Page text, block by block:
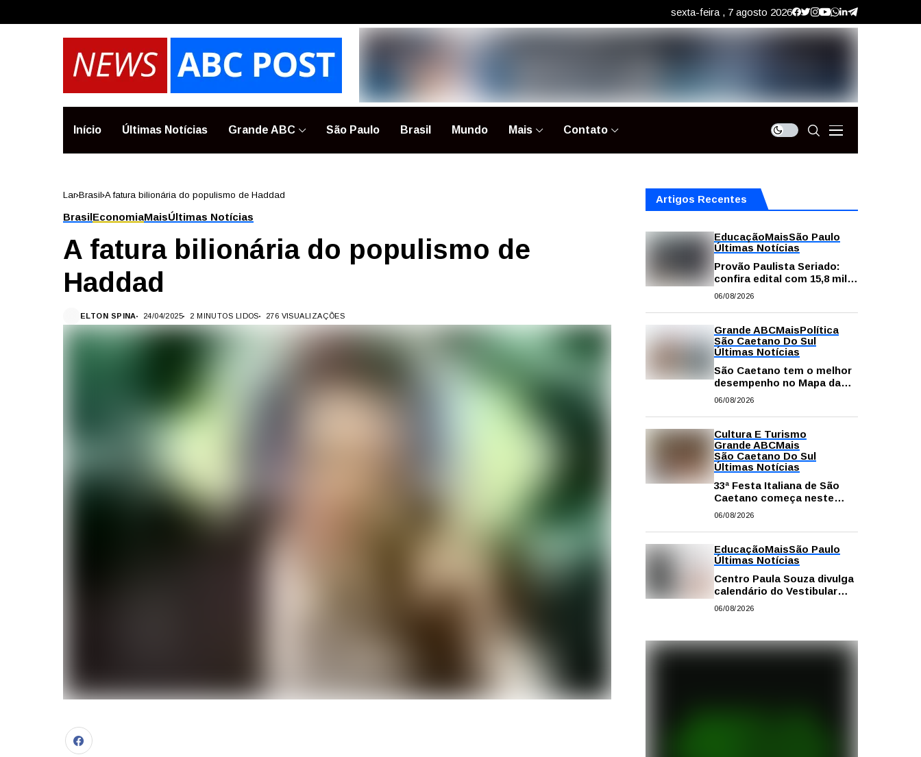
sexta-feira , 7 agosto 2026
Início Últimas Notícias Grande ABC São Paulo Brasil Mundo Mais Contato
Lar Brasil A fatura bilionária do populismo de Haddad
BrasilEconomiaMaisÚltimas Notícias
A fatura bilionária do populismo de
Haddad
ELTON SPINA 24/04/2025 2 MINUTOS LIDOS 276 VISUALIZAÇÕES
Artigos Recentes
EducaçãoMaisSão Paulo
Últimas Notícias
Provão Paulista Seriado:
confira edital com 15,8 mil
vagas para ensino superior
06/08/2026
Grande ABCMaisPolítica
São Caetano Do Sul
Últimas Notícias
São Caetano tem o melhor
desempenho no Mapa da
Desigualdade da Grande SP
06/08/2026
Cultura E Turismo
Grande ABCMais
São Caetano Do Sul
Últimas Notícias
33ª Festa Italiana de São
Caetano começa neste
sábado com mais barracas
e atrações
06/08/2026
EducaçãoMaisSão Paulo
Últimas Notícias
Centro Paula Souza divulga
calendário do Vestibular
das Fatecs para o primeiro
06/08/2026